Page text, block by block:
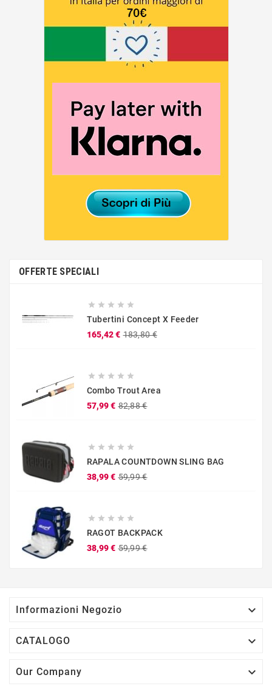
OFFERTE SPECIALI
    
Tubertini Concept X Feeder
165,42 € 183,80 €
    
Combo Trout Area
57,99 € 82,88 €
    
RAPALA COUNTDOWN SLING BAG
38,99 € 59,99 €
    
RAGOT BACKPACK
38,99 € 59,99 €
Informazioni Negozio 
CATALOGO 
Our Company 